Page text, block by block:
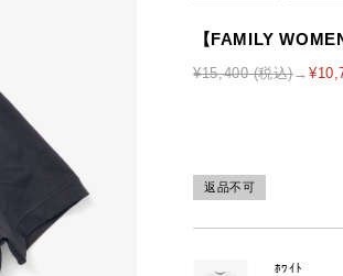
【FAMILY
¥15,400 (税込)
返品不可
ﾎﾜｲﾄ